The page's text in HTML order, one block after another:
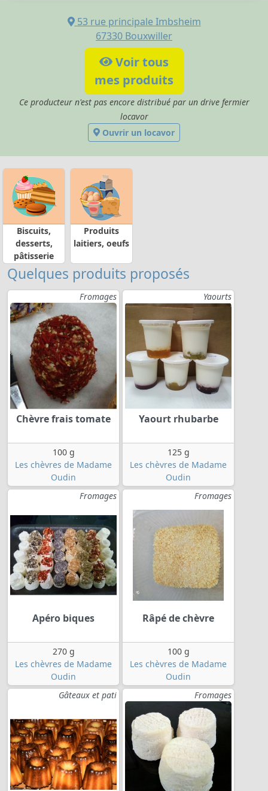
53 rue principale Imbsheim
67330 Bouxwiller
Voir tous
mes produits
Ce producteur n'est pas encore distribué par un drive fermier
locavor
Ouvrir un locavor
Biscuits,
desserts,
pâtisserie
Produits
laitiers, oeufs
Quelques produits proposés
Fromages
Chèvre frais tomate
100 g
Les chèvres de Madame
Oudin
Yaourts
Yaourt rhubarbe
125 g
Les chèvres de Madame
Oudin
Fromages
Apéro biques
270 g
Les chèvres de Madame
Oudin
Fromages
Râpé de chèvre
100 g
Les chèvres de Madame
Oudin
Gâteaux et pati
Fromages